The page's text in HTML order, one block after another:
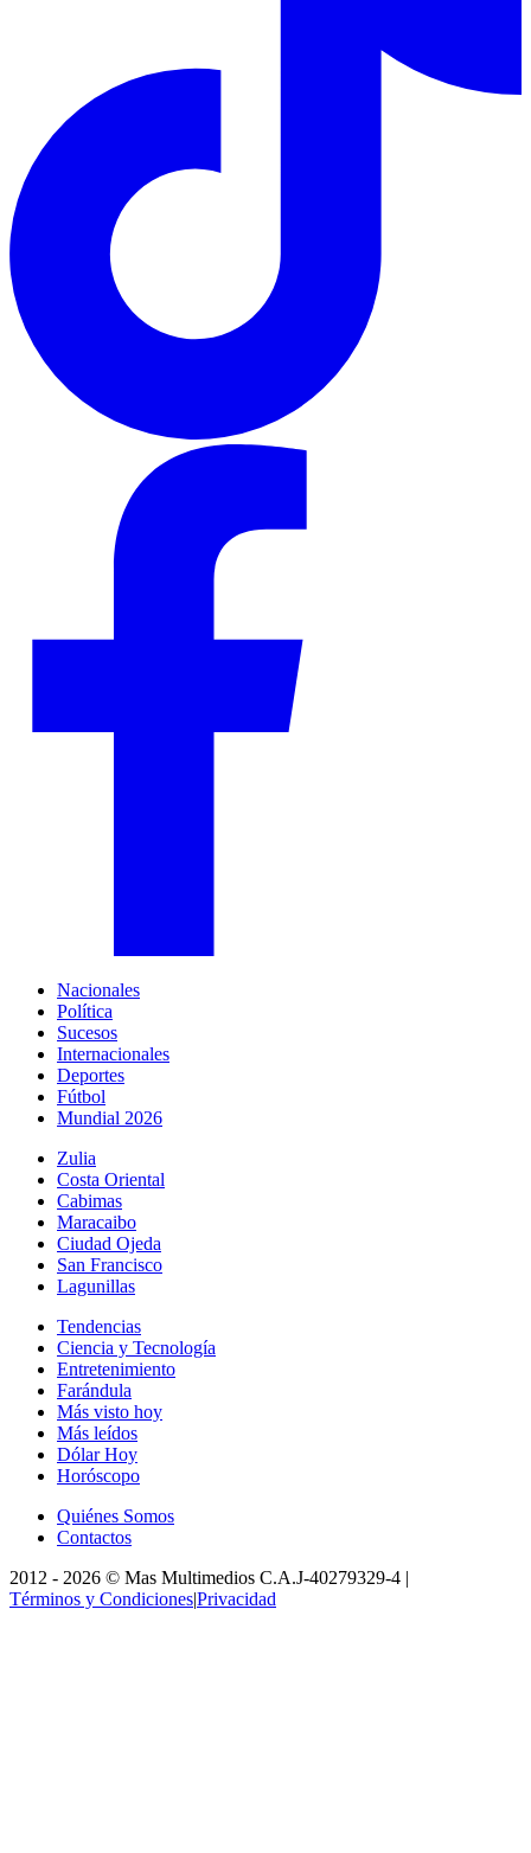
Nacionales
Política
Sucesos
Internacionales
Deportes
Fútbol
Mundial 2026
Zulia
Costa Oriental
Cabimas
Maracaibo
Ciudad Ojeda
San Francisco
Lagunillas
Tendencias
Ciencia y Tecnología
Entretenimiento
Farándula
Más visto hoy
Más leídos
Dólar Hoy
Horóscopo
Quiénes Somos
Contactos
2012 - 2026 © Mas Multimedios C.A.J-40279329-4 |
Términos y Condiciones|Privacidad